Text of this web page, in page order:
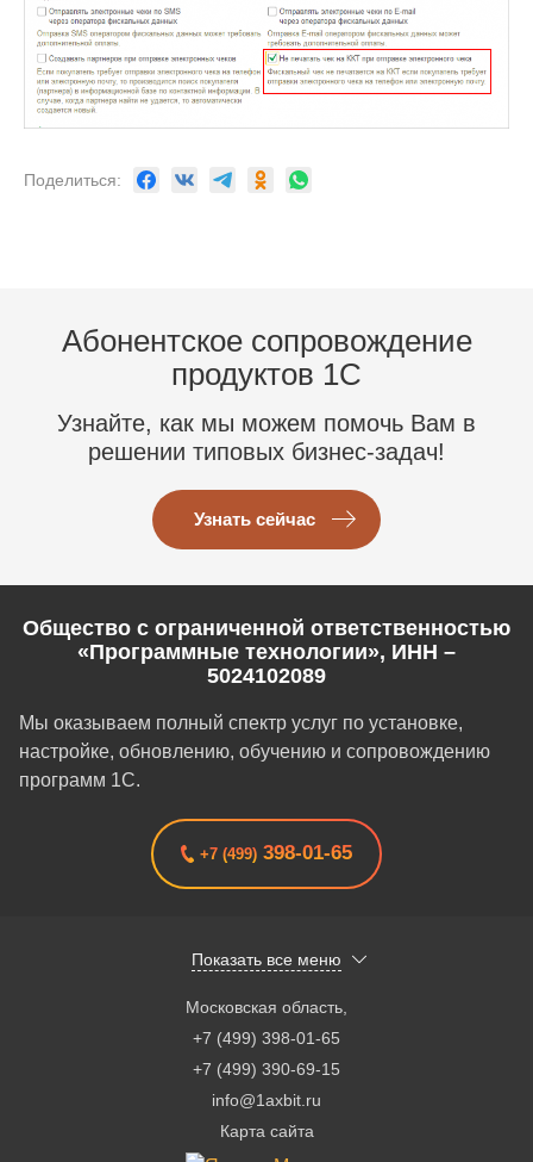
Поделиться:
Абонентское сопровождение
продуктов 1C
Узнайте, как мы можем помочь Вам в
решении типовых бизнес-задач!
Узнать сейчас
Общество с ограниченной ответственностью
«Программные технологии», ИНН –
5024102089
Мы оказываем полный спектр услуг по установке,
настройке, обновлению, обучению и сопровождению
программ 1С.
+7 (499) 398-01-65
Показать все меню
Московская область
+7 (499) 398-01-65
+7 (499) 390-69-15
info@1axbit.ru
Карта сайта